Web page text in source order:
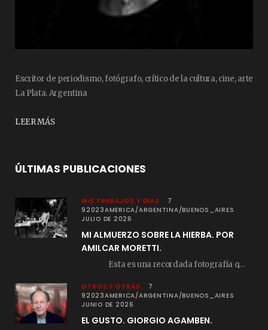
Escritor de periodismo, fotógrafo, crítico de la cultura, cine, arte
La Plata. Argentina
LEER MÁS
ÚLTIMAS PUBLICACIONES
MIS TRABAJOS Y DÍAS
7
92023AMERICA/ARGENTINA/BUENOS_AIRES
JULIO DE 2026
MI ALMUERZO SOBRE LA HIERBA. POR
AMILCAR MORETTI.
Esta es una recordada fotografía que registré…
OTROS Y OTRAS
7
92023AMERICA/ARGENTINA/BUENOS_AIRES
JUNIO DE 2026
EL GUSTO. GIORGIO AGAMBEN.